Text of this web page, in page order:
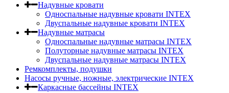
Надувные кровати
Односпальные надувные кровати INTEX
Двуспальные надувные кровати INTEX
Надувные матрасы
Односпальные надувные матрасы INTEX
Полуторные надувные матрасы INTEX
Двуспальные надувные матрасы INTEX
Ремкомплекты, подушки
Насосы ручные, ножные, электрические INTEX
Каркасные бассейны INTEX